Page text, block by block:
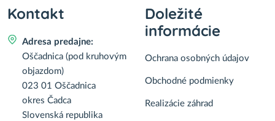
Kontakt
Adresa predajne:
Oščadnica (pod kruhovým
objazdom)
023 01 Oščadnica
okres Čadca
Slovenská republika
Doležité
informácie
Ochrana osobných údajov
Obchodné podmienky
Realizácie záhrad